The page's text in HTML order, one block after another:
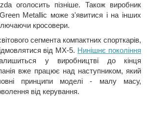
оголосить пізніше. Також виробник
Metallic може з'явитися і на інших
кросовери.
сегмента компактних спорткарів,
від MX-5. Нинішнє покоління
у виробництві до кінця
вже працює над наступником, який
принципи моделі - малу масу,
від керування.